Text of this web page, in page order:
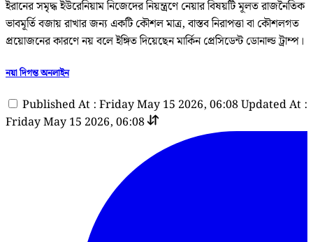
ইরানের সমৃদ্ধ ইউরেনিয়াম নিজেদের নিয়ন্ত্রণে নেয়ার বিষয়টি মূলত রাজনৈতিক
ভাবমূর্তি বজায় রাখার জন্য একটি কৌশল মাত্র, বাস্তব নিরাপত্তা বা কৌশলগত
প্রয়োজনের কারণে নয় বলে ইঙ্গিত দিয়েছেন মার্কিন প্রেসিডেন্ট ডোনাল্ড ট্রাম্প।
নয়া দিগন্ত অনলাইন
Published At : Friday May 15 2026, 06:08Updated At :
Friday May 15 2026, 06:08